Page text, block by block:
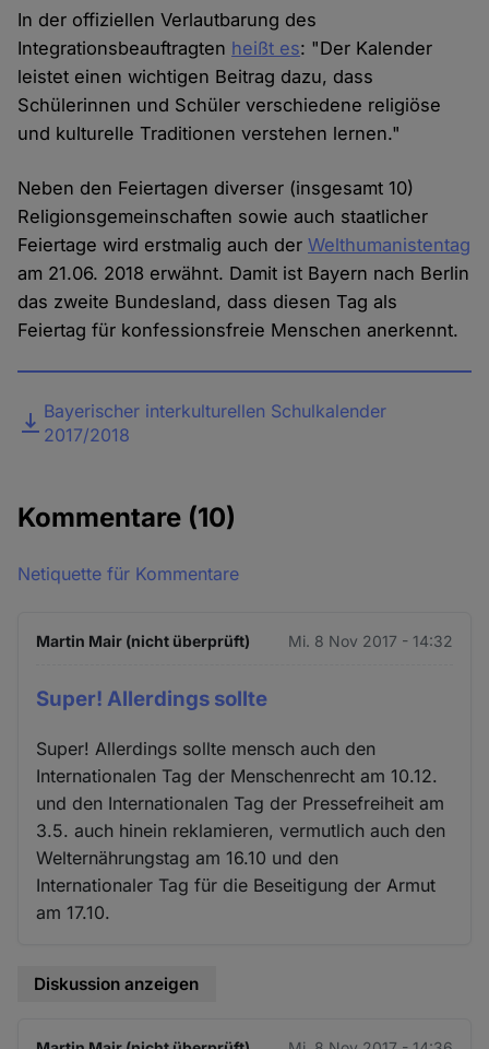
In der offiziellen Verlautbarung des
Integrationsbeauftragten heißt es: "Der Kalender
leistet einen wichtigen Beitrag dazu, dass
Schülerinnen und Schüler verschiedene religiöse
und kulturelle Traditionen verstehen lernen."
Neben den Feiertagen diverser (insgesamt 10)
Religionsgemeinschaften sowie auch staatlicher
Feiertage wird erstmalig auch derWelthumanistentag
am 21.06. 2018 erwähnt. Damit ist Bayern nach Berlin
das zweite Bundesland, dass diesen Tag als
Feiertag für konfessionsfreie Menschen anerkennt.
DateiBayerischer interkulturellen Schulkalender
2017/2018
Kommentare (10)
Netiquette für Kommentare
Martin Mair (nicht überprüft) Mi. 8 Nov 2017 - 14:32
Super! Allerdings sollte
Super! Allerdings sollte mensch auch den
Internationalen Tag der Menschenrecht am 10.12.
und den Internationalen Tag der Pressefreiheit am
3.5. auch hinein reklamieren, vermutlich auch den
Welternährungstag am 16.10 und den
Internationaler Tag für die Beseitigung der Armut
am 17.10.
Diskussion anzeigen